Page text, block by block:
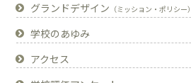
グランドデザイン （ミッション・ポリシー）
学校のあゆみ
アクセス